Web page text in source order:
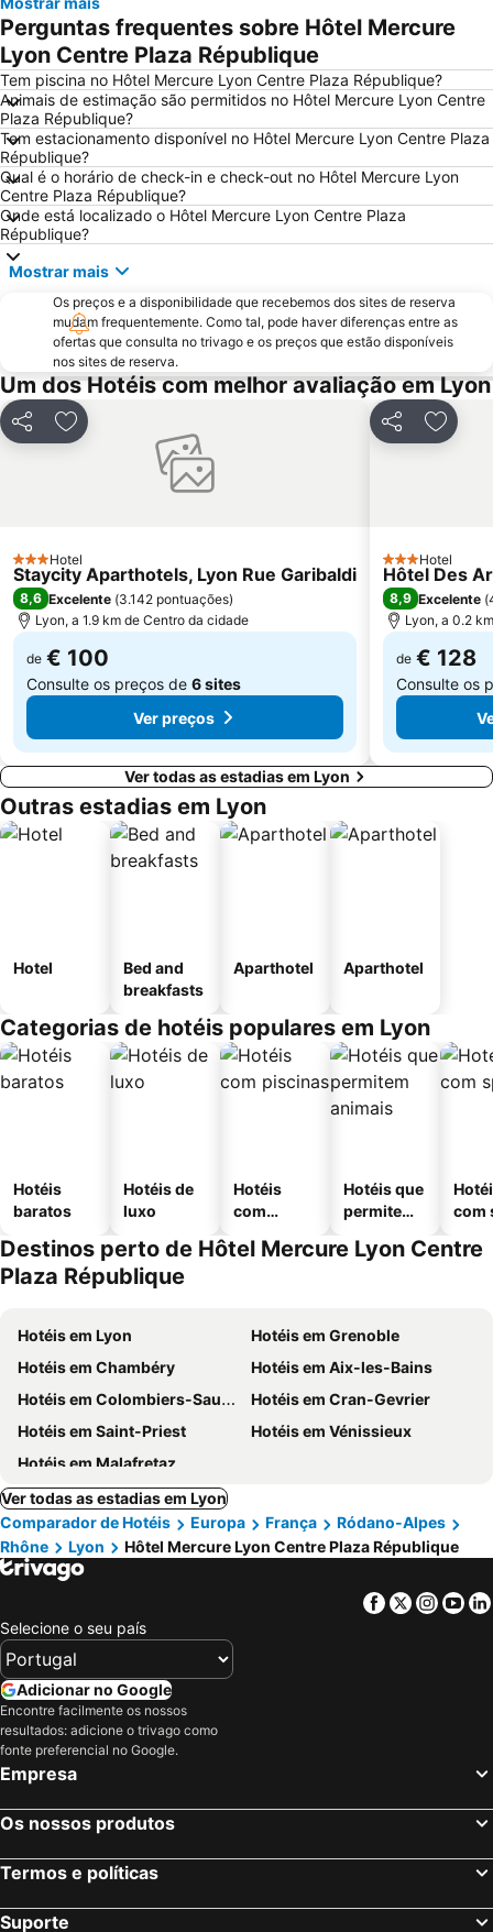
Hôtel de ville de Lyon
Basilica of Notre-Dame de Fourvière
Centre Commercial la Part-Dieu
OL Store Lyon Centre
Gare de Châteaucreux
Part-Dieu Quarter
Perrache
Les Brotteaux
Bellecombe
Serin
Le Point-du-Jour
Musée des Confluences
Stade de Gerland
Sanctuaire d'Ars
Cité médiévale de Pérouges
Perguntas frequentes sobre Hôtel Mercure
Lyon Centre Plaza République
Tem piscina no Hôtel Mercure Lyon Centre Plaza République?
Animais de estimação são permitidos no Hôtel Mercure Lyon Centre
Plaza République?
Tem estacionamento disponível no Hôtel Mercure Lyon Centre Plaza
République?
Qual é o horário de check-in e check-out no Hôtel Mercure Lyon
Centre Plaza République?
Onde está localizado o Hôtel Mercure Lyon Centre Plaza
République?
Mostrar mais
Os preços e a disponibilidade que recebemos dos sites de reserva
mudam frequentemente. Como tal, pode haver diferenças entre as
ofertas que consulta no trivago e os preços que estão disponíveis
nos sites de reserva.
Um dos Hotéis com melhor avaliação em Lyon
PartilharAdicionar aos favoritos
3 Estrelas
Hotel
Staycity Aparthotels, Lyon Rue Garibaldi
8,6 Excelente (3.142 pontuações)
Lyon, a 1.9 km de Centro da cidade
de € 100
Consulte os preços de 6 sites
Ver preços
Partilhar
3 Estrelas
Hotel
Hôtel Des
8,9 Excelente (
Lyon, a 0.2
de € 128
Consulte os
Ver todas as estadias em Lyon
Outras estadias em Lyon
Hotel
Bed and
breakfasts
Aparthotel Aparthotel
Categorias de hotéis populares em Lyon
Hotéis
baratos
Hotéis de
luxo
Hotéis
com
Hotéis que
permitem
com
Destinos perto de Hôtel Mercure Lyon Centre
Plaza République
Hotéis em Lyon
Hotéis em Grenoble
Hotéis em Chambéry
Hotéis em Aix-les-Bains
Hotéis em Colombiers-Saugnieu
Hotéis em Cran-Gevrier
Hotéis em Saint-Priest
Hotéis em Vénissieux
Hotéis em Malafretaz
Ver todas as estadias em Lyon
Comparador de Hotéis
Europa França
Ródano-Alpes
Rhône
Lyon Hôtel Mercure Lyon Centre Plaza République
Facebook
Twitter
Selecione o seu país
Adicionar no Google
Encontre facilmente os nossos
resultados: adicione o trivago como
fonte preferencial no Google.
Empresa
Os nossos produtos
Termos e políticas
Suporte